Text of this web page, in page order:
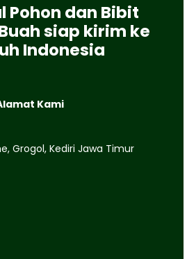
Pohon dan Bibit
siap kirim ke
Indonesia
Kami
Grogol, Kediri Jawa Timur